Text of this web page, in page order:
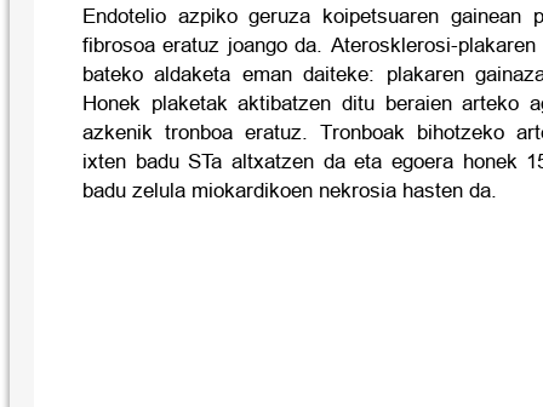
Endotelio azpiko geruza koipetsuaren gainean
fibrosoa eratuz joango da. Aterosklerosi-
bateko aldaketa eman daiteke: plakaren
Honek plaketak aktibatzen ditu beraien arteko
azkenik tronboa eratuz. Tronboak bihotzeko
ixten badu STa altxatzen da eta egoera honek
badu zelula miokardikoen nekrosia hasten da.